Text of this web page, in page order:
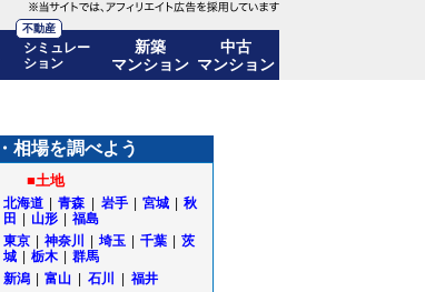
不動産
シミュレー
ション
新築
マンション
中古
マンション
移も公開｜東京都台東区
相場を調べよう
■土地
北海道 青森 岩手 宮城
秋
田
山形 福島
東京 神奈川 埼玉 千葉
茨
城
栃木 群馬
新潟 富山 石川 福井